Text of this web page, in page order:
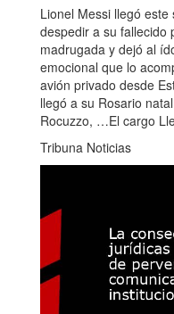
Lionel Messi llegó
despedir a su fallecido
madrugada y dejó al
emocional que lo
avión privado desde
llegó a su Rosario
Rocuzzo, …El cargo
Tribuna Noticias